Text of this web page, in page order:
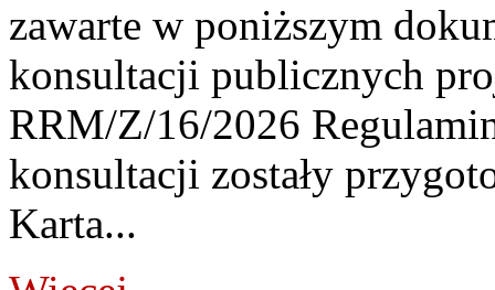
zawarte w poniższym
konsultacji publicznych
RRM/Z/16/2026
konsultacji zostały
Karta...